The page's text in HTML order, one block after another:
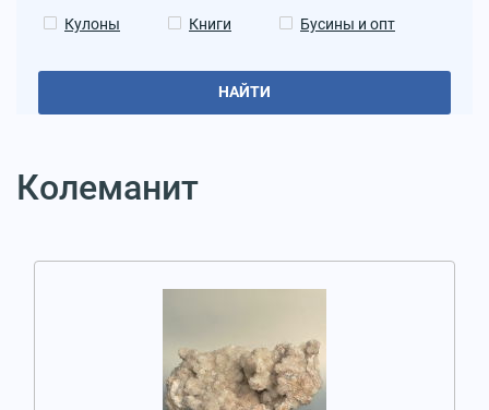
Кулоны
Книги Бусины и опт
НАЙТИ
Колеманит